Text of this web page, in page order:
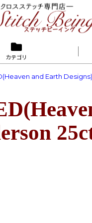
カテゴリ
and Earth Designs)